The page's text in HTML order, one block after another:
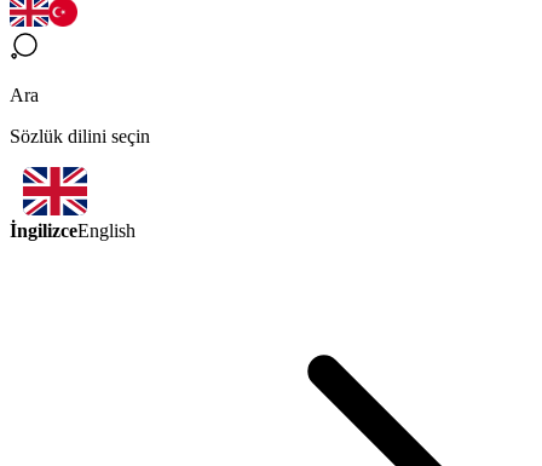
Ara
Sözlük dilini seçin
İngilizceEnglish